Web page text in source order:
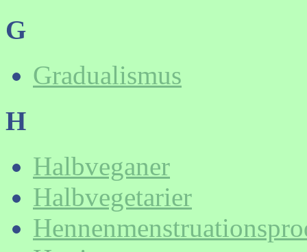
G
Gradualismus
H
Halbveganer
Halbvegetarier